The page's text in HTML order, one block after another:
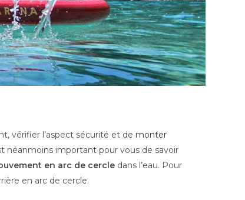
vérifier l’aspect sécurité et de monter
néanmoins important pour vous de savoir
en arc de cercle dans l’eau. Pour
en arc de cercle.